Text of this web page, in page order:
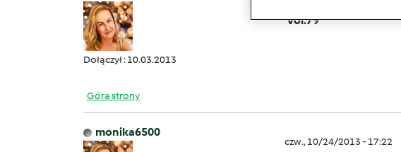
Dołączył : 10.03.2013
Vol.79
Góra strony
monika6500
czw., 10/24/2013 - 17:22